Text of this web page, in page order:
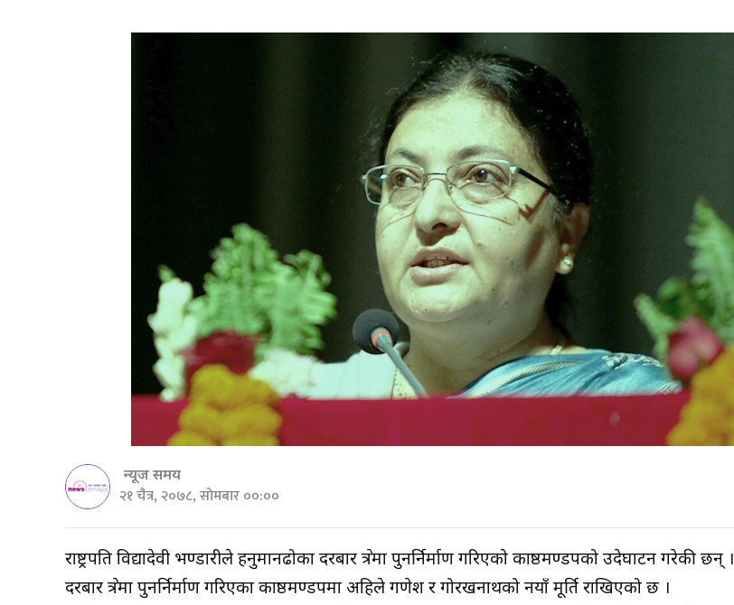
न्यूज समय
२१ चैत्र, २०७८, सोमबार ००:००
राष्ट्रपति विद्यादेवी भण्डारीले हनुमानढोका दरबार क्षेत्रमा पुनर्निर्माण गरिएको काष्ठमण्डपको उदेघाटन गरेकी छन् ।
दरबार क्षेत्रमा पुनर्निर्माण गरिएका काष्ठमण्डपमा अहिले गणेश र गोरखनाथको नयाँ मूर्ति राखिएको छ ।